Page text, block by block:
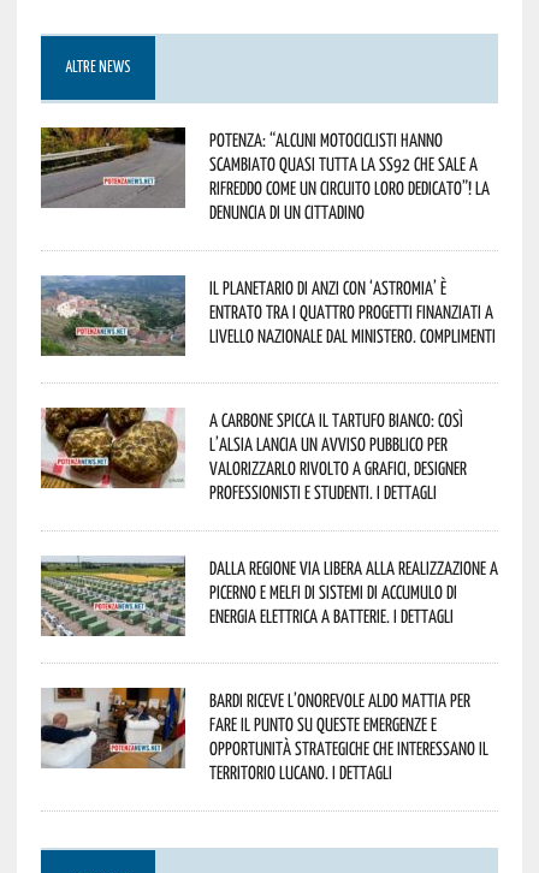
ALTRE NEWS
Potenza: “alcuni motociclisti hanno
scambiato quasi tutta la SS92 che sale a
Rifreddo come un circuito loro dedicato”! La
denuncia di un cittadino
Il Planetario di Anzi con ‘Astromia’ è
entrato tra i quattro progetti finanziati a
livello nazionale dal Ministero. Complimenti
A Carbone spicca il tartufo bianco: così
l’Alsia lancia un avviso pubblico per
valorizzarlo rivolto a grafici, designer
professionisti e studenti. I dettagli
Dalla Regione via libera alla realizzazione a
Picerno e Melfi di sistemi di accumulo di
energia elettrica a batterie. I dettagli
Bardi riceve l’onorevole Aldo Mattia per
fare il punto su queste emergenze e
opportunità strategiche che interessano il
territorio lucano. I dettagli